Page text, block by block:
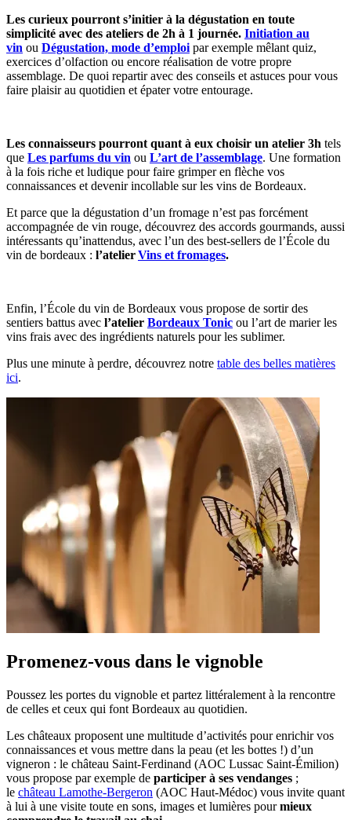
Les curieux pourront s’initier à la dégustation en toute
simplicité avec des ateliers de 2h à 1 journée. Initiation au
vin ou Dégustation, mode d’emploi par exemple mêlant quiz,
exercices d’olfaction ou encore réalisation de votre propre
assemblage. De quoi repartir avec des conseils et astuces pour vous
faire plaisir au quotidien et épater votre entourage.
Les connaisseurs pourront quant à eux choisir un atelier 3h tels
que Les parfums du vin ou L’art de l’assemblage. Une formation
à la fois riche et ludique pour faire grimper en flèche vos
connaissances et devenir incollable sur les vins de Bordeaux.
Et parce que la dégustation d’un fromage n’est pas forcément
accompagnée de vin rouge, découvrez des accords gourmands, aussi
intéressants qu’inattendus, avec l’un des best-sellers de l’École du
vin de bordeaux : l’atelierVins et fromages.
Enfin, l’École du vin de Bordeaux vous propose de sortir des
sentiers battus avec l’atelier Bordeaux Tonic ou l’art de marier les
vins frais avec des ingrédients naturels pour les sublimer.
Plus une minute à perdre, découvrez notre table des belles matières
ici.
Promenez-vous dans le vignoble
Poussez les portes du vignoble et partez littéralement à la rencontre
de celles et ceux qui font Bordeaux au quotidien.
Les châteaux proposent une multitude d’activités pour enrichir vos
connaissances et vous mettre dans la peau (et les bottes !) d’un
vigneron : le château Saint-Ferdinand (AOC Lussac Saint-Émilion)
vous propose par exemple de participer à ses vendanges ;
le château Lamothe-Bergeron (AOC Haut-Médoc) vous invite quant
à lui à une visite toute en sons, images et lumières pourmieux